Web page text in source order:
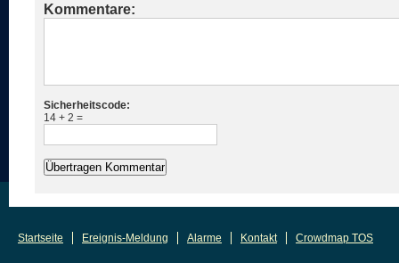
Kommentare:
Sicherheitscode:
14 + 2 =
Startseite Ereignis-Meldung Alarme Kontakt Crowdmap TOS